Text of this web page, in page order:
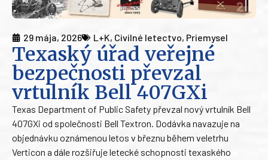
29 mája, 2026 L+K, Civilné letectvo, Priemysel
Texaský úřad veřejné
bezpečnosti převzal
vrtulník Bell 407GXi
Texas Department of Public Safety převzal nový vrtulník Bell
407GXi od společnosti Bell Textron. Dodávka navazuje na
objednávku oznámenou letos v březnu během veletrhu
Verticon a dále rozšiřuje letecké schopnosti texaského